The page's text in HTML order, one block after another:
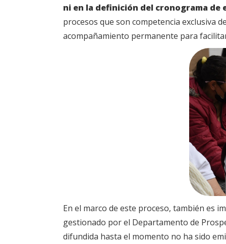
ni en la definición del cronograma de
procesos que son competencia exclusiva
acompañamiento permanente para
En el marco de este proceso, también es
gestionado por el Departamento de
difundida hasta el momento no ha sido